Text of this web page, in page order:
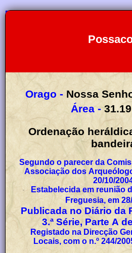
Orago - Nossa
Área - 31.19
Ordenação
Segundo o parecer da
Associação dos
20/10/
Estabelecida em reunião
Freguesia, em
Publicada no Diário da
3.ª Série, Parte A
Registado na Direcção
Locais, com o n.º 244/